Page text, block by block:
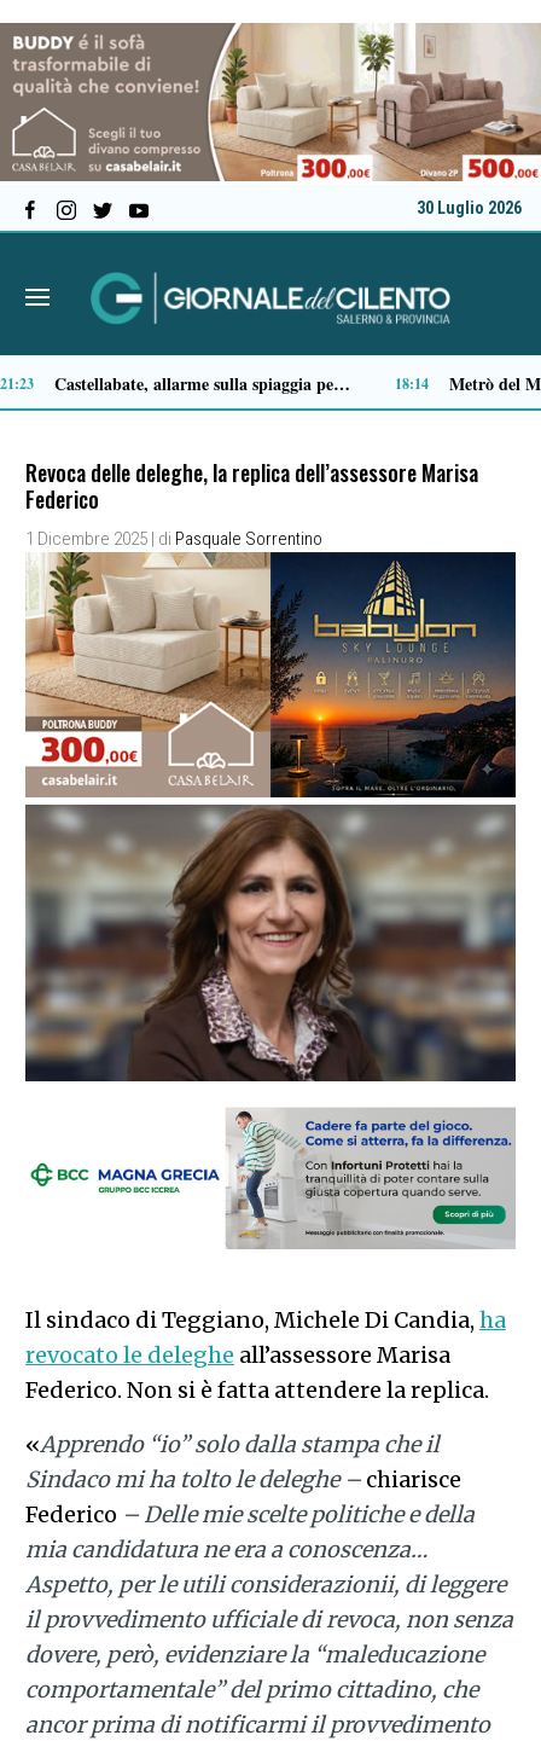
30 Luglio 2026
14:49 14:35
Revoca delle deleghe, la replica dell’assessore Marisa
Federico
1 Dicembre 2025 | di Pasquale Sorrentino
Il sindaco di Teggiano, Michele Di Candia, ha
revocato le deleghe all’assessore Marisa
Federico. Non si è fatta attendere la replica.
«Apprendo “io” solo dalla stampa che il
Sindaco mi ha tolto le deleghe – chiarisce
Federico – Delle mie scelte politiche e della
mia candidatura ne era a conoscenza…
Aspetto, per le utili considerazionii, di leggere
il provvedimento ufficiale di revoca, non senza
dovere, però, evidenziare la “maleducazione
comportamentale” del primo cittadino, che
ancor prima di notificarmi il provvedimento